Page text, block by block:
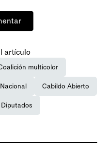
artículo
multicolor
Cabildo Abierto